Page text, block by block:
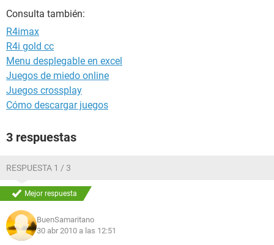
Consulta también:
R4imax
R4i gold cc
Menu desplegable en excel
Juegos de miedo online
Juegos crossplay
Cómo descargar juegos
3 respuestas
RESPUESTA 1 / 3
Mejor respuesta
BuenSamaritano
30 abr 2010 a las 12:51